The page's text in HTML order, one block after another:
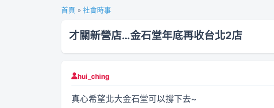
首頁 » 社會時事
才關新營店…金石堂年底再收台北2店
hui_ching
真心希望北大金石堂可以撐下去~